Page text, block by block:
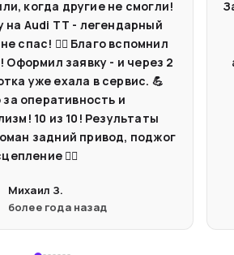
когда другие не смогли!
на Audi TT - легендарный
спас! 🤷‍♂️ Благо вспомнил
заявку - и через 2
уже ехала в сервис. 💪
оперативность и
10 из 10! Результаты
задний привод, поджог
🤦‍♂️
Михаил З.
более года назад